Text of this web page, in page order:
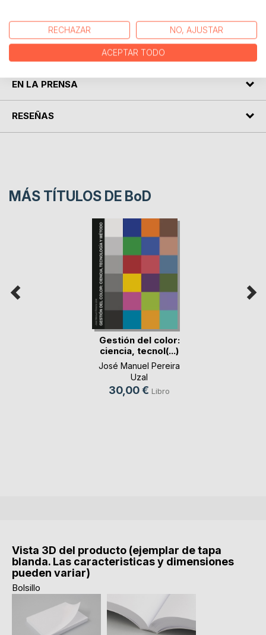
fluorescencias, captura multiespectral y análisis de imagen.
EN LA PRENSA
RESEÑAS
MÁS TÍTULOS DE BoD
Gestión del color:
ciencia, tecnol(...)
José Manuel Pereira
Uzal
30,00 € Libro
Vista 3D del producto (ejemplar de tapa
blanda. Las caracteristicas y dimensiones
pueden variar)
Bolsillo
RECHAZAR NO, AJUSTAR
ACEPTAR TODO